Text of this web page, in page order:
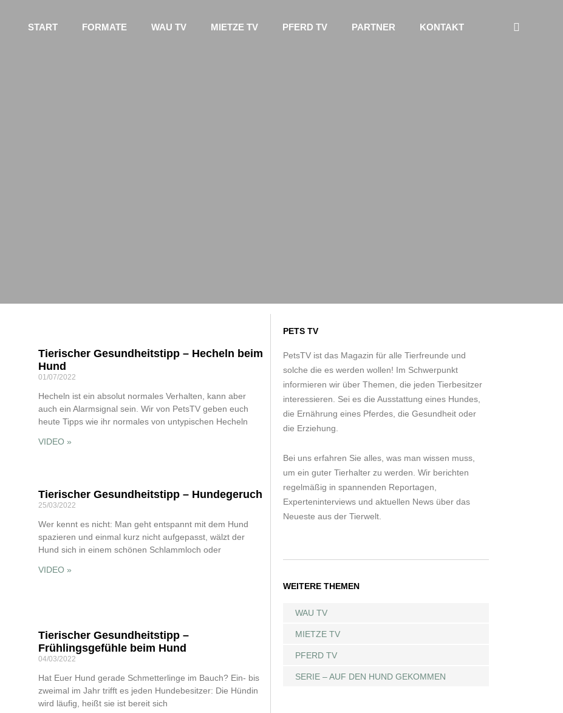
START FORMATE WAU TV MIETZE TV PFERD TV PARTNER KONTAKT
Tierischer Gesundheitstipp – Hecheln beim
Hund
01/07/2022
Hecheln ist ein absolut normales Verhalten, kann aber
auch ein Alarmsignal sein. Wir von PetsTV geben euch
heute Tipps wie ihr normales von untypischen Hecheln
VIDEO »
Tierischer Gesundheitstipp – Hundegeruch
25/03/2022
Wer kennt es nicht: Man geht entspannt mit dem Hund
spazieren und einmal kurz nicht aufgepasst, wälzt der
Hund sich in einem schönen Schlammloch oder
VIDEO »
Tierischer Gesundheitstipp –
Frühlingsgefühle beim Hund
04/03/2022
Hat Euer Hund gerade Schmetterlinge im Bauch? Ein- bis
zweimal im Jahr trifft es jeden Hundebesitzer: Die Hündin
wird läufig, heißt sie ist bereit sich
PETS TV
PetsTV ist das Magazin für alle Tierfreunde und
solche die es werden wollen! Im Schwerpunkt
informieren wir über Themen, die jeden Tierbesitzer
interessieren. Sei es die Ausstattung eines Hundes,
die Ernährung eines Pferdes, die Gesundheit oder
die Erziehung.
Bei uns erfahren Sie alles, was man wissen muss,
um ein guter Tierhalter zu werden. Wir berichten
regelmäßig in spannenden Reportagen,
Experteninterviews und aktuellen News über das
Neueste aus der Tierwelt.
WEITERE THEMEN
WAU TV
MIETZE TV
PFERD TV
SERIE – AUF DEN HUND GEKOMMEN